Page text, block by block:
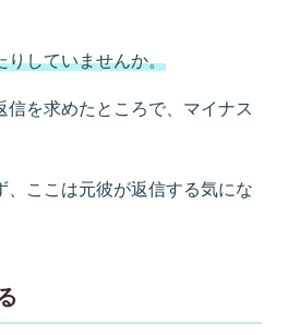
りしていませんか。
信を求めたところで、マイナス
ここは元彼が返信する気にな